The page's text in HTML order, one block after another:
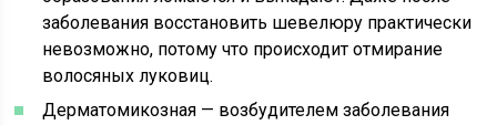
заболевания восстановить шевелюру практически
невозможно, потому что происходит отмирание
волосяных луковиц.
Дерматомикозная — возбудителем заболевания